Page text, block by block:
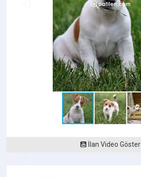
İlan Video Göster